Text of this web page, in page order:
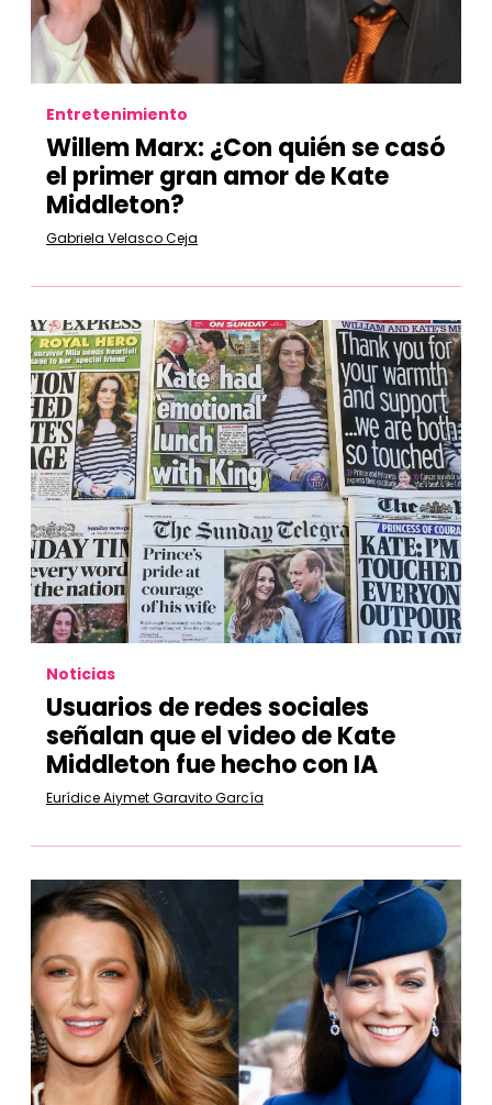
Entretenimiento
Willem Marx: ¿Con quién se casó
el primer gran amor de Kate
Middleton?
Gabriela Velasco Ceja
Noticias
Usuarios de redes sociales
señalan que el video de Kate
Middleton fue hecho con IA
Eurídice Aiymet Garavito García